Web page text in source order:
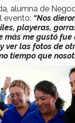
alumna de
evento: “Nos
playeras,
más me gustó
ver las fotos de
tiempo que